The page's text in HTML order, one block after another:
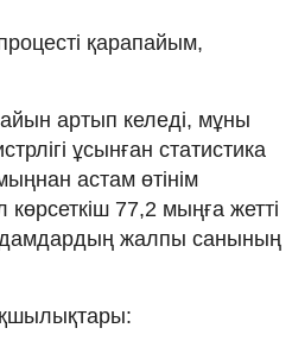
қарапайым,
артып келеді, мұны
ұсынған статистика
астам өтінім
77,2 мыңға жетті
адамдардың жалпы санының